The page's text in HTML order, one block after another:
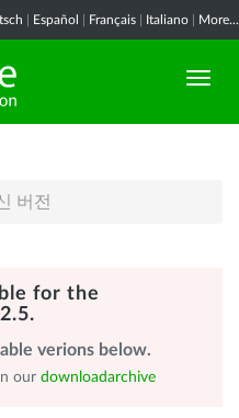
Español Français Italiano More...
버전
for the
verions below.
our downloadarchive